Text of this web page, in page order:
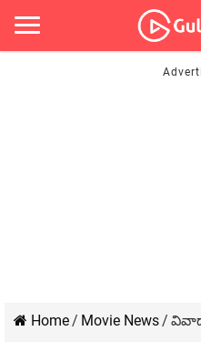
Home/ Movie News/